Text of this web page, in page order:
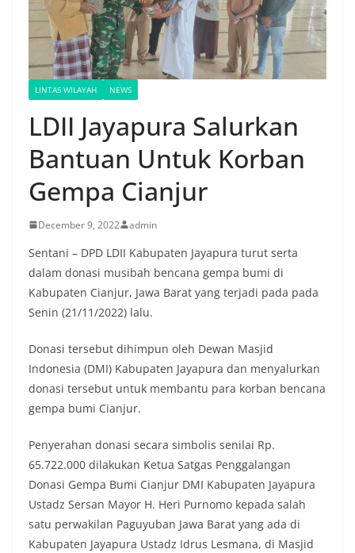
LINTAS WILAYAH NEWS
LDII Jayapura Salurkan
Bantuan Untuk Korban
Gempa Cianjur
December 9, 2022 admin
Sentani – DPD LDII Kabupaten Jayapura turut serta
dalam donasi musibah bencana gempa bumi di
Kabupaten Cianjur, Jawa Barat yang terjadi pada pada
Senin (21/11/2022) lalu.
Donasi tersebut dihimpun oleh Dewan Masjid
Indonesia (DMI) Kabupaten Jayapura dan menyalurkan
donasi tersebut untuk membantu para korban bencana
gempa bumi Cianjur.
Penyerahan donasi secara simbolis senilai Rp.
65.722.000 dilakukan Ketua Satgas Penggalangan
Donasi Gempa Bumi Cianjur DMI Kabupaten Jayapura
Ustadz Sersan Mayor H. Heri Purnomo kepada salah
satu perwakilan Paguyuban Jawa Barat yang ada di
Kabupaten Jayapura Ustadz Idrus Lesmana, di Masjid